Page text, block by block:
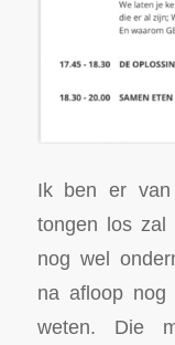
Ik ben er van
tongen los zal
nog wel
na afloop nog
weten. Die